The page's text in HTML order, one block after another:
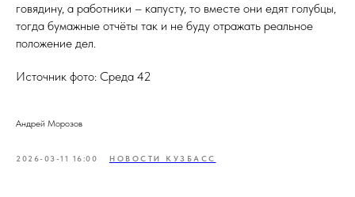
говядину, а работники – капусту, то вместе они едят голубцы,
тогда бумажные отчёты так и не буду отражать реальное
положение дел.
Источник фото: Среда 42
Андрей Морозов
2026-03-11 16:00 НОВОСТИ КУЗБАСС